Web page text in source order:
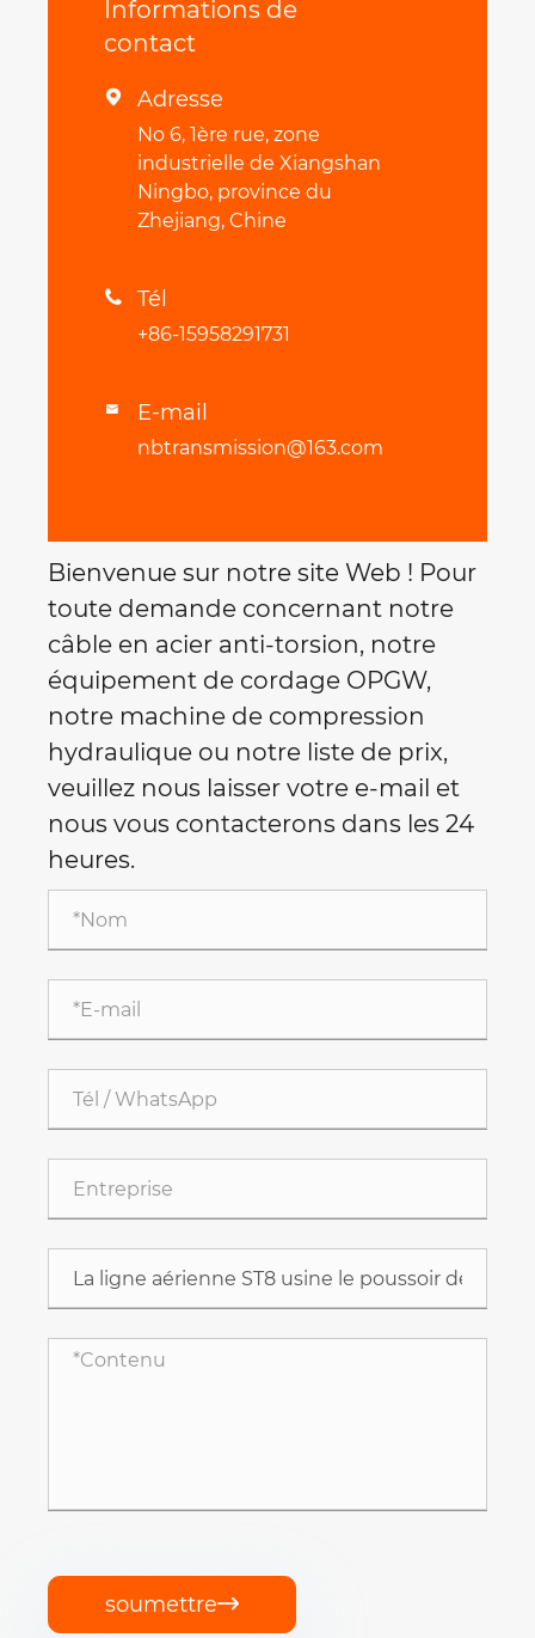
Informations de
contact
 Adresse
No 6, 1ère rue, zone
industrielle de Xiangshan
Ningbo, province du
Zhejiang, Chine
 Tél
+86-15958291731
 E-mail
nbtransmission@163.com
Bienvenue sur notre site Web ! Pour
toute demande concernant notre
câble en acier anti-torsion, notre
équipement de cordage OPGW,
notre machine de compression
hydraulique ou notre liste de prix,
veuillez nous laisser votre e-mail et
nous vous contacterons dans les 24
heures.
soumettre